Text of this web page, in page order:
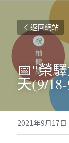
返回網站
📅"榮
天(9/
2021年9月17日